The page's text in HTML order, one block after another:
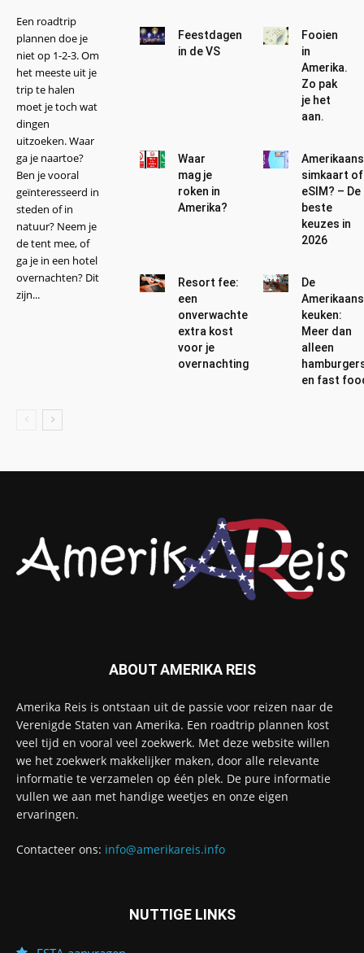
Een roadtrip
plannen doe je
niet op 1-2-3. Om
het meeste uit je
trip te halen
moet je toch wat
dingen
uitzoeken. Waar
ga je naartoe?
Ben je vooral
geïnteresseerd in
steden of in
natuur? Neem je
de tent mee, of
ga je in een hotel
overnachten? Dit
zijn...
Feestdagen
in de VS
Fooien
in
Amerika.
Zo pak
je het
aan.
Waar
mag je
roken in
Amerika?
simkaart of
eSIM? – De
beste
keuzes in
2026
Resort fee:
een
onverwachte
extra kost
voor je
overnachting
De
keuken:
Meer dan
alleen
en fast
ABOUT AMERIKA REIS
Amerika Reis is ontstaan uit de passie voor reizen naar de
Verenigde Staten van Amerika. Een roadtrip plannen kost
veel tijd en vooral veel zoekwerk. Met deze website willen
we het zoekwerk makkelijker maken, door alle relevante
informatie te verzamelen op één plek. De pure informatie
vullen we aan met handige weetjes en onze eigen
ervaringen.
Contacteer ons: info@amerikareis.info
NUTTIGE LINKS